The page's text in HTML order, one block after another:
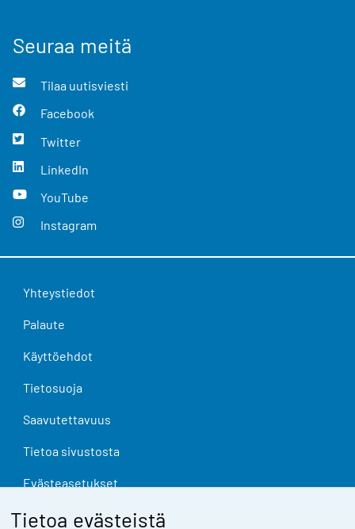
Tietoa evästeistä
Seuraa meitä
Tilaa uutisviesti
Facebook
Twitter
LinkedIn
YouTube
Instagram
Yhteystiedot
Palaute
Käyttöehdot
Tietosuoja
Saavutettavuus
Tietoa sivustosta
Evästeasetukset